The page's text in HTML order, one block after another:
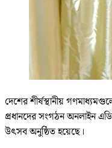
দেশের শীর্ষস্থানীয়
প্রধানদের সংগঠন অনলাইন
উৎসব অনুষ্ঠিত হয়েছে।